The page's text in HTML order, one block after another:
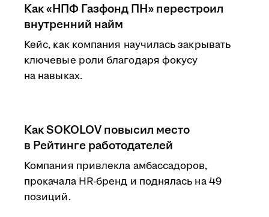
Как «НПФ Газфонд ПН» перестроил
внутренний найм
Кейс, как компания научилась закрывать
ключевые роли благодаря фокусу
на навыках.
Как SOKOLOV повысил место
в Рейтинге работодателей
Компания привлекла амбассадоров,
прокачала HR-бренд и поднялась на 49
позиций.